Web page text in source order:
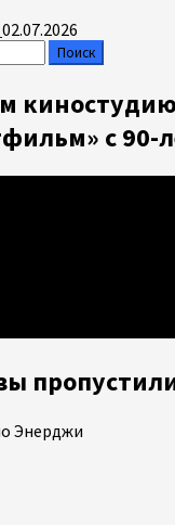
02.07.2026
киностудию
с 90-